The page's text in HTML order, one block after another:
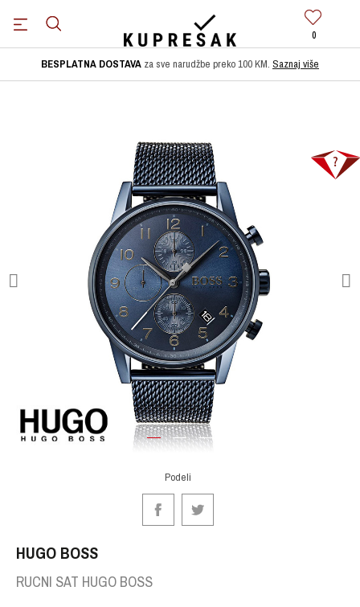
0
BESPLATNA DOSTAVA za sve narudžbe preko 100 KM. Saznaj više
1 2 3
Podeli
HUGO BOSS
RUCNI SAT HUGO BOSS